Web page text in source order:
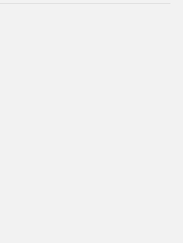
управление
ключей продуктов.
можно выполнять
начала работы.